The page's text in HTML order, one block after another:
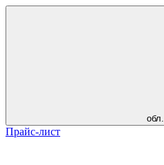
обл.
Прайс-лист